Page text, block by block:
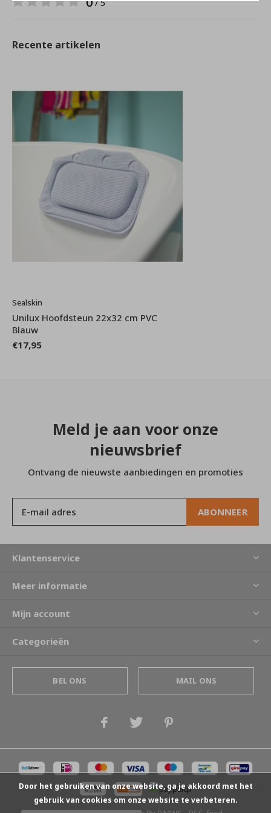
/ 5
Recente artikelen
Sealskin
Unilux Hoofdsteun 22x32 cm PVC
Blauw
€17,95
Meld je aan voor onze
nieuwsbrief
Ontvang de nieuwste aanbiedingen en promoties
ABONNEER
Klantenservice
Meer informatie
Mijn account
Categorieën
BEL ONS MAIL ONS
Door het gebruiken van onze website, ga je akkoord met het
gebruik van cookies om onze website te verbeteren.